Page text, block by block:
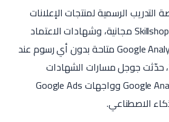
التدريب الرسمية لمنتجات الإعلانات
والقياس. جميع دورات Skillshop مجانية، وشهادات الاعتماد
في Google Ads وGoogle Analytics متاحة بدون أي رسوم عند
اجتياز الاختبار. في 2026، حدّثت جوجل مسارات الشهادات
لتعكس Google Analytics 4 (GA4) وواجهات Google Ads
الاصطناعي.